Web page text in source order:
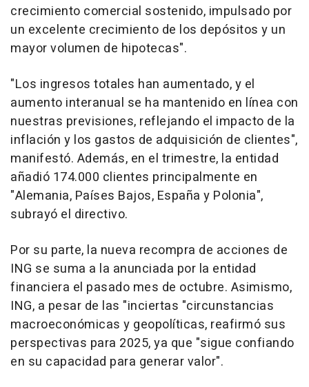
crecimiento comercial sostenido, impulsado por
un excelente crecimiento de los depósitos y un
mayor volumen de hipotecas".
"Los ingresos totales han aumentado, y el
aumento interanual se ha mantenido en línea con
nuestras previsiones, reflejando el impacto de la
inflación y los gastos de adquisición de clientes",
manifestó. Además, en el trimestre, la entidad
añadió 174.000 clientes principalmente en
"Alemania, Países Bajos, España y Polonia",
subrayó el directivo.
Por su parte, la nueva recompra de acciones de
ING se suma a la anunciada por la entidad
financiera el pasado mes de octubre. Asimismo,
ING, a pesar de las "inciertas "circunstancias
macroeconómicas y geopolíticas, reafirmó sus
perspectivas para 2025, ya que "sigue confiando
en su capacidad para generar valor".